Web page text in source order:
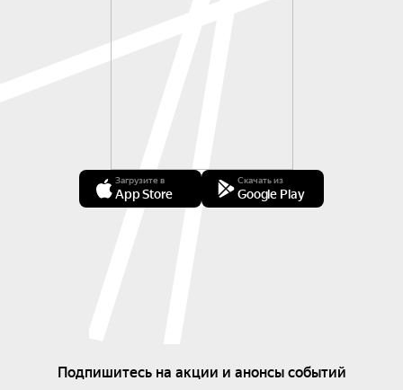
Загрузите в
App Store
Скачать из
Google Play
Подпишитесь на акции и анонсы событий